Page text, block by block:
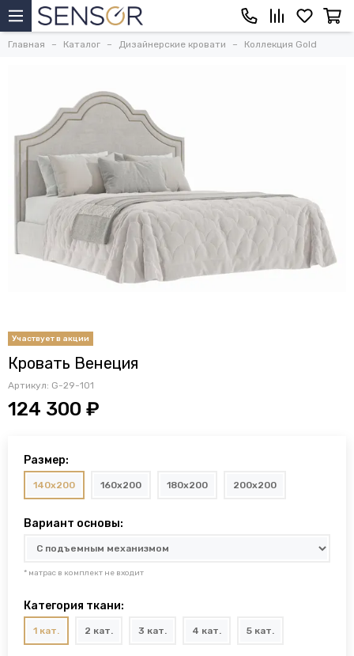
Главная Каталог Дизайнерские кровати Коллекция Gold
Кровать Венеция
Артикул: G-29-101
124 300 ₽
Размер:
140x200 160x200 180x200 200x200
Вариант основы:
* матрас в комплект не входит
Категория ткани:
1 кат. 2 кат. 3 кат. 4 кат. 5 кат.